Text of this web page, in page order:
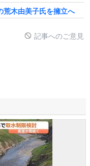
木由美子氏を擁立へ
記事へのご意見